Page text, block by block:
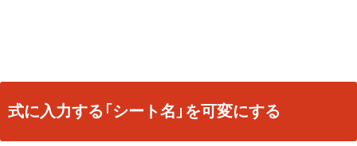
式に入力する「シート名」を可変にする